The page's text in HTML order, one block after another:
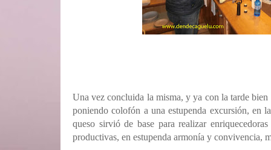
Una vez concluida la misma, y ya con la tarde
poniendo colofón a una estupenda excursión, en
queso sirvió de base para realizar
productivas, en estupenda armonía y convivencia,